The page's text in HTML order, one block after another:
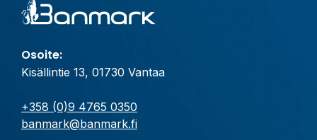
Osoite:
Kisällintie 13, 01730 Vantaa
+358 (0)9 4765 0350
banmark@banmark.fi